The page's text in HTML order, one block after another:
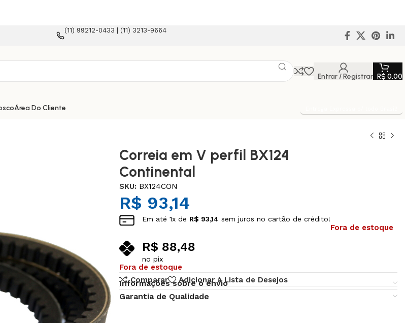
(11) 99212-0433 | (11) 3213-9664
Entrar / Registrar R$ 0,00
Área Do Cliente
Correia em V perfil BX124
Continental
SKU: BX124CON
R$ 93,14
Em até1x de R$ 93,14 sem juros no cartão de crédito!
R$ 88,48
no pix
Fora de estoque
Fora de estoque
Comparar
Adicionar à Lista de Desejos
Informações sobre o envio
Garantia de Qualidade